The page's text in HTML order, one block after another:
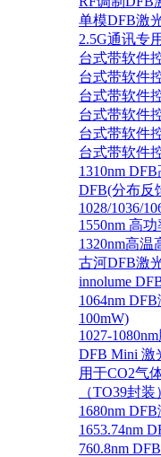
单模DFB激
2.5G通讯专
台式带软件
台式带软件
台式带软件
台式带软件
台式带软件
台式带软件
1310nm
DFB(分布反
1028/1036/
1550nm 高
1320nm高
古河DFB激
innolume
1064nm
100mW)
1027-
DFB Mini 激
用于CO2气
（TO39封装
1680nm
1653.74nm
760.8nm